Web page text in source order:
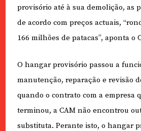
provisório até à sua demolição, as
de acordo com preços actuais,
166 milhões de patacas”, aponta o
O hangar provisório passou a
manutenção, reparação e revisão
quando o contrato com a empresa
terminou, a CAM não encontrou
substituta. Perante isto, o hangar